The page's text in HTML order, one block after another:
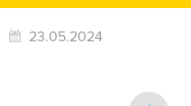
23.05.2024